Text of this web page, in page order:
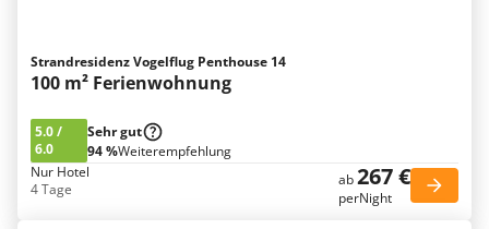
Strandresidenz Vogelflug Penthouse 14
100 m² Ferienwohnung
5.0/
6.0
Sehr gut
94 %Weiterempfehlung
Nur Hotel
4 Tage
ab267 €
perNight